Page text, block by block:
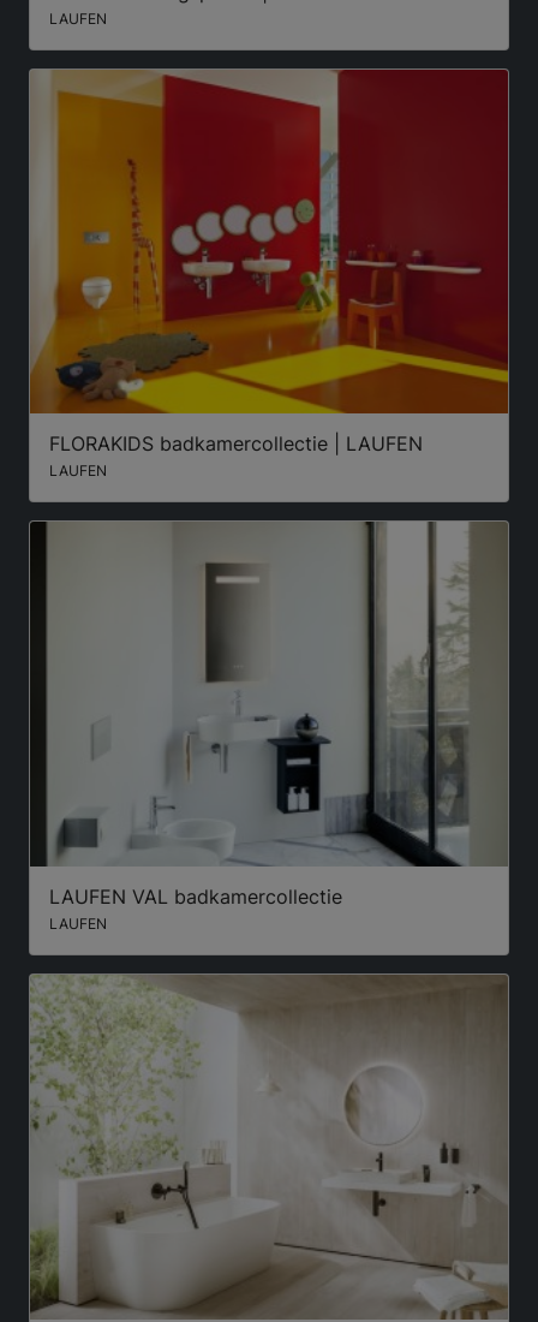
LAUFEN
FLORAKIDS badkamercollectie | LAUFEN
LAUFEN
LAUFEN VAL badkamercollectie
LAUFEN